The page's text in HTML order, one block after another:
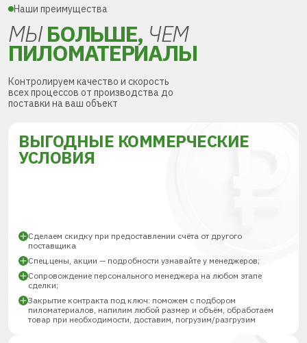
Наши преимущества
МЫБОЛЬШЕ, ЧЕМ
ПИЛОМАТЕРИАЛЫ
Контролируем качество и скорость
всех процессов от производства до
поставки на ваш объект
ВЫГОДНЫЕ КОММЕРЧЕСКИЕ
УСЛОВИЯ
Сделаем скидку при предоставлении счёта от другого
поставщика
Спец.цены, акции — подробности узнавайте у менеджеров;
Сопровождение персонального менеджера на любом этапе
сделки;
Закрытие контракта под ключ: поможем с подбором
пиломатериалов, напилим любой размер и объём, обработаем
товар при необходимости, доставим, погрузим/разгрузим